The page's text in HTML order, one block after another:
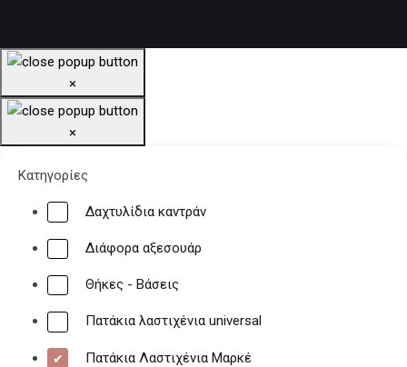
×
×
Κατηγορίες
Δαχτυλίδια καντράν
Διάφορα αξεσουάρ
Θήκες - Βάσεις
Πατάκια λαστιχένια universal
Πατάκια Λαστιχένια Μαρκέ